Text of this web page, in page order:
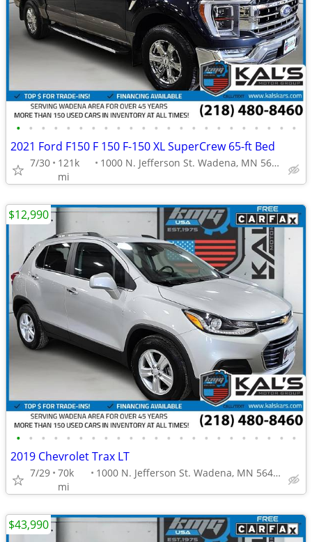
• • • • • • • • • • • • • • • • • • • • • • •
2021 Ford F150 F 150 F-150 XL SuperCrew 65-ft Bed
7/30
121k
mi
1000 N. Jefferson St. Wadena, MN 56482
• • • • • • • • • • • • • • • • • • • • • • •
2019 Chevrolet Trax LT
7/29 70k
mi
1000 N. Jefferson St. Wadena, MN 56482
$12,990
$43,990